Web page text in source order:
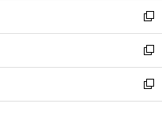
ド
ウ
で
開
く
ィ
ン
ド
ウ
で
開
い
ウ
ィ
ン
ド
ウ
新
し
い
ウ
ィ
ン
新
し
い
ウ
新
し